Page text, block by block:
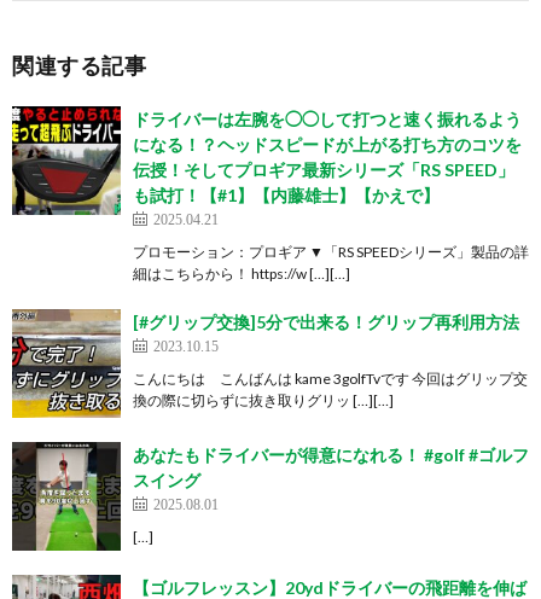
関連する記事
ドライバーは左腕を◯◯して打つと速く振れるよう
になる！？ヘッドスピードが上がる打ち方のコツを
伝授！そしてプロギア最新シリーズ「RS SPEED」
も試打！【#1】【内藤雄士】【かえで】
2025.04.21
プロモーション：プロギア ▼「RS SPEEDシリーズ」製品の詳
細はこちらから！ https://w […][…]
[#グリップ交換]5分で出来る！グリップ再利用方法
2023.10.15
こんにちは こんばんは kame 3golfTvです 今回はグリップ交
換の際に切らずに抜き取りグリッ […][…]
あなたもドライバーが得意になれる！ #golf #ゴルフ
スイング
2025.08.01
[…]
【ゴルフレッスン】20ydドライバーの飛距離を伸ば